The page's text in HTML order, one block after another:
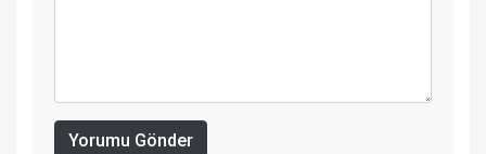
Yorumu Gönder